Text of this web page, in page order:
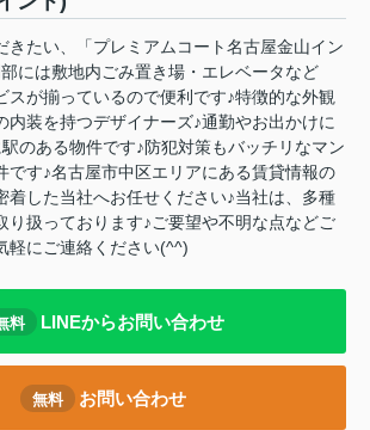
きたい、「プレミアムコート名古屋金山イン
には敷地内ごみ置き場・エレベータなど
スが揃っているので便利です♪特徴的な外観
内装を持つデザイナーズ♪通勤やお出かけに
のある物件です♪防犯対策もバッチリなマン
です♪名古屋市中区エリアにある賃貸情報の
着した当社へお任せください♪当社は、多種
り扱っております♪ご要望や不明な点などご
軽にご連絡ください(^^)
料 LINEからお問い合わせ
無料 お問い合わせ